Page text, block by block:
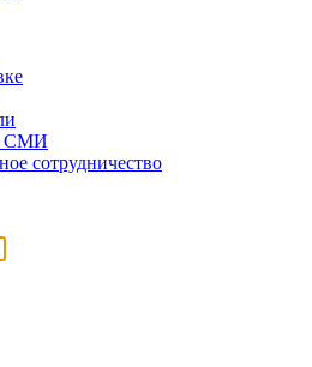
СМИ
сотрудничество